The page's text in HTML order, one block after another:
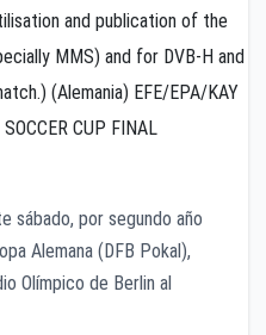
and publication of the
MMS) and for DVB-H and
(Alemania) EFE/EPA/KAY
CUP FINAL
sábado, por segundo año
Alemana (DFB Pokal),
Olímpico de Berlin al